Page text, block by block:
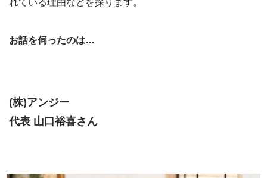
お話を伺ったのは…
(株)アンジー
代表 山口裕喜さん